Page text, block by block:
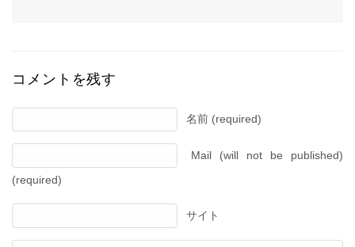
コメントを残す
名前 (required)
Mail (will not be published)
(required)
サイト